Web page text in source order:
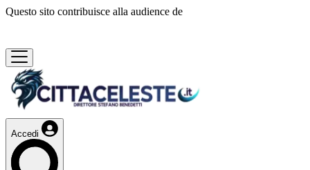
Questo sito contribuisce alla audience de
Accedi